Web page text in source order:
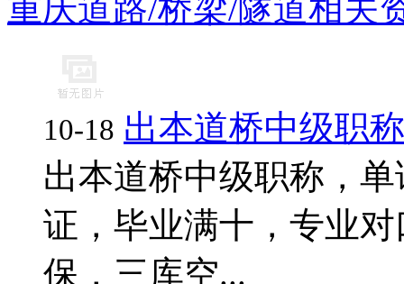
重庆道路/桥梁/隧道相关
10-18 出本道桥中级职
出本道桥中级职称，
证，毕业满十，专业
保，三库空...